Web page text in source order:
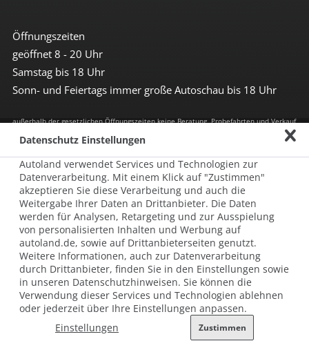
Öffnungszeiten
geöffnet 8 - 20 Uhr
Samstag bis 18 Uhr
Sonn- und Feiertags immer große Autoschau bis 18 Uhr
außerhalb der gesetzlichen Öffnungszeiten keine Beratung, Probefahrten und Verkauf
© 2026 AUTOLAND 24 SE & Co. Betriebs KG
Werner-von-Siemens-Str. 2, 06796 Brehna, Deutschland
Allgemeine Nutzungsbedingungen
Datenschutz
Hinweisgebersystem nach HinSchG
Beschwerde nach LkSG
Grundsatzerklärung zum LkSG
Datenschutz Einstellungen
Autoland verwendet Services und Technologien zur
Datenverarbeitung. Mit einem Klick auf "Zustimmen"
akzeptieren Sie diese Verarbeitung und auch die
Weitergabe Ihrer Daten an Drittanbieter. Die Daten
werden für Analysen, Retargeting und zur Ausspielung
von personalisierten Inhalten und Werbung auf
autoland.de, sowie auf Drittanbieterseiten genutzt.
Weitere Informationen, auch zur Datenverarbeitung
durch Drittanbieter, finden Sie in den Einstellungen sowie
in unseren Datenschutzhinweisen. Sie können die
Verwendung dieser Services und Technologien ablehnen
oder jederzeit über Ihre Einstellungen anpassen.
Einstellungen
Zustimmen